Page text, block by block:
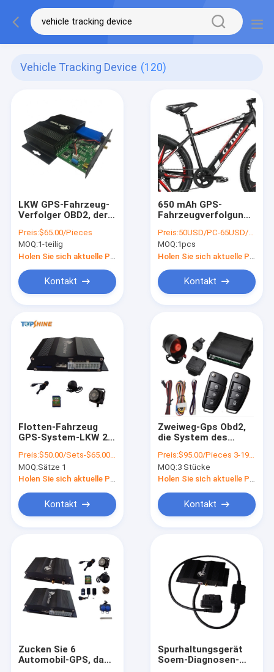
Vehicle Tracking Device (120)
LKW GPS-Fahrzeug-
Verfolger OBD2, der
Brennstoff-Sensor
aufspürt
Preis:$65.00/Pieces
MOQ:1-teilig
Kontakt
650 mAh GPS-
Fahrzeugverfolgung
mit
Benzinstandsanzeige
Preis:50USD/PC-65USD/PC
MOQ:1pcs
Kontakt
Flotten-Fahrzeug
GPS-System-LKW 2G
Fahrer Fatigue Alert
aufspürt
Preis:$50.00/Sets-$65.00/Sets
MOQ:Sätze 1
Kontakt
Zweiweg-Gps Obd2,
die System des
Autoalarm-4G mit
WIFI-Krisenherd
aufspüren
Preis:$95.00/Pieces 3-199 Pieces
MOQ:3 Stücke
Kontakt
Zucken Sie 6
Automobil-GPS, das
Spurhaltungsgerät
Soem-Diagnosen-